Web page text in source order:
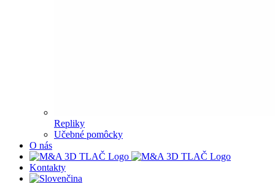
Repliky
Učebné pomôcky
O nás
Kontakty